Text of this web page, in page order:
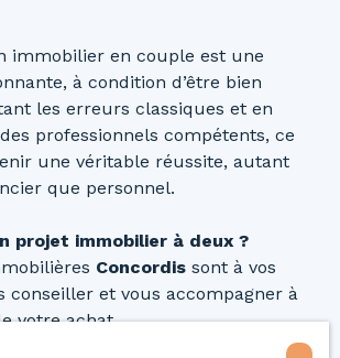
immobilier en couple est une
à condition d’être bien
les erreurs classiques et en
professionnels compétents, ce
une véritable réussite, autant
que personnel.
projet immobilier à deux ?
Concordis sont à vos
conseiller et vous accompagner à
votre achat.